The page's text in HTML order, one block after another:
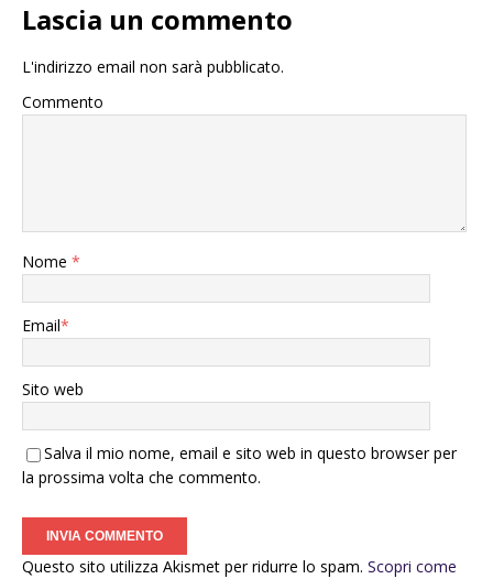
Lascia un commento
L'indirizzo email non sarà pubblicato.
Commento
Nome *
Email*
Sito web
Salva il mio nome, email e sito web in questo browser per
la prossima volta che commento.
Questo sito utilizza Akismet per ridurre lo spam. Scopri come